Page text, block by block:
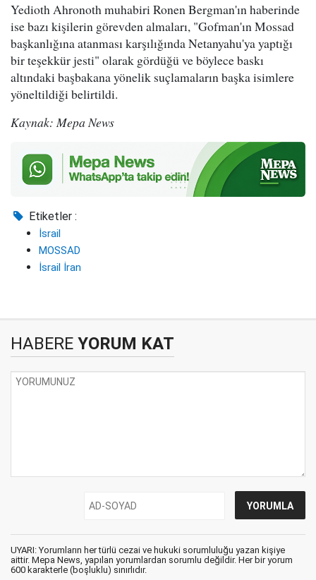
Yedioth Ahronoth muhabiri Ronen Bergman'ın haberinde
ise bazı kişilerin görevden almaları, "Gofman'ın Mossad
başkanlığına atanması karşılığında Netanyahu'ya yaptığı
bir teşekkür jesti" olarak gördüğü ve böylece baskı
altındaki başbakana yönelik suçlamaların başka isimlere
yöneltildiği belirtildi.
Kaynak: Mepa News
Etiketler :
İsrail
MOSSAD
İsrail İran
HABERE YORUM KAT
UYARI: Yorumların her türlü cezai ve hukuki sorumluluğu yazan kişiye
aittir. Mepa News, yapılan yorumlardan sorumlu değildir. Her bir yorum
600 karakterle (boşluklu) sınırlıdır.